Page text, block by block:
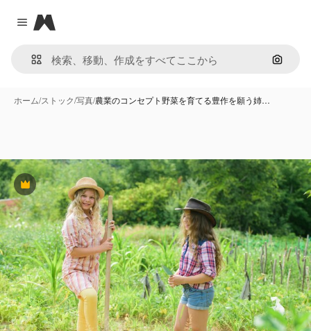
Close menu
Magnific
画像で
ホーム/ストック/写真/農業のコンセプト野菜を育てる豊作を願う姉…
Premium